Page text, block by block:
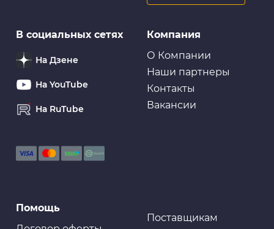
VMP AUTO Средство для очистки рук ПРОФИ
Очистители для рук
Компания
О Компании
Наши партнеры
Контакты
Вакансии
Помощь
Поставщикам
В социальных сетях
На Дзене
На YouTube
На RuTube